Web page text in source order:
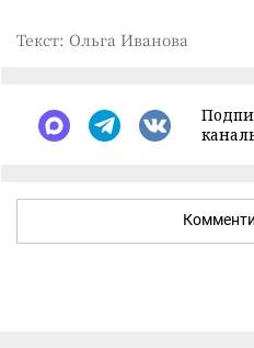
Текст: Ольга Иванова